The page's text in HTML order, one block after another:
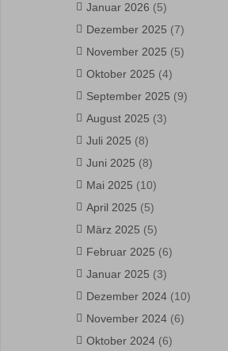
Januar 2026 (5)
Dezember 2025 (7)
November 2025 (5)
Oktober 2025 (4)
September 2025 (9)
August 2025 (3)
Juli 2025 (8)
Juni 2025 (8)
Mai 2025 (10)
April 2025 (5)
März 2025 (5)
Februar 2025 (6)
Januar 2025 (3)
Dezember 2024 (10)
November 2024 (6)
Oktober 2024 (6)